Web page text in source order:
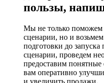
пользы,
Мы не только поможем
сценарии, но и
подготовки до
сценарии, проведем
предоставим понятные
вам оперативно
и увеличить продажи.